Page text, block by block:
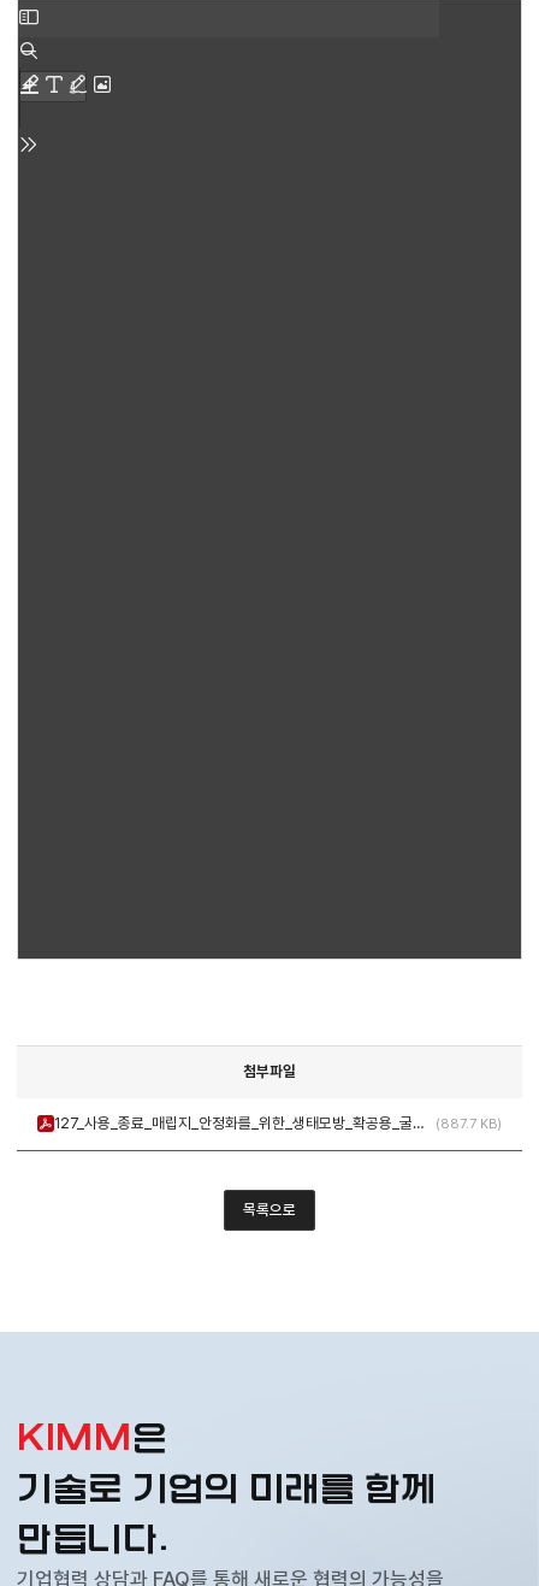
첨부파일
127_사용_종료_매립지_안정화를_위한_생태모방_확공용_굴착_공법.pdf 887.7 KB
목록으로
KIMM 은
기술로 기업의 미래를 함께
만듭니다.
기업협력 상담과 FAQ를 통해 새로운 협력의 가능성을